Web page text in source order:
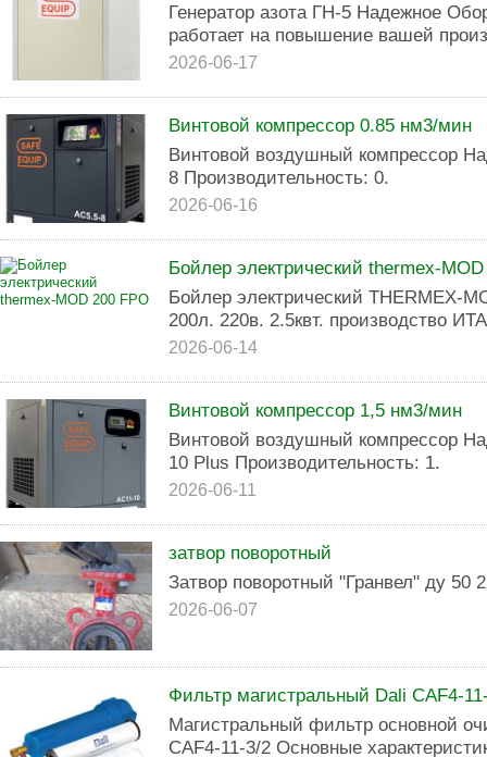
Генератор азота ГН-5 Надежное
работает на повышение вашей
2026-06-17
Винтовой компрессор 0.85 нм3/мин
Винтовой воздушный компрессор
8 Производительность: 0.
2026-06-16
Бойлер электрический thermex-
Бойлер электрический THERMEX-
200л. 220в. 2.5квт. производство
2026-06-14
Винтовой компрессор 1,5 нм3/мин
Винтовой воздушный компрессор
10 Plus Производительность: 1.
2026-06-11
затвор поворотный
Затвор поворотный "Гранвел" ду 50
2026-06-07
Фильтр магистральный Dali CAF4-
Магистральный фильтр основной
CAF4-11-3/2 Основные